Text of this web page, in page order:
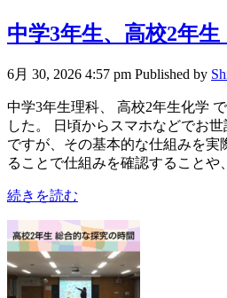
中学3年生、高校2年生
6月 30, 2026 4:57 pm Published by
中学3年生理科、 高校2年生化学
した。 日頃からスマホなどでお世
ですが、その基本的な仕組みを実
ることで仕組みを確認することや
続きを読む